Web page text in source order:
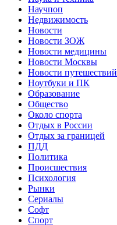
Научпоп
Недвижимость
Новости
Новости ЗОЖ
Новости медицины
Новости Москвы
Новости путешествий
Ноутбуки и ПК
Образование
Общество
Около спорта
Отдых в России
Отдых за границей
ПДД
Политика
Происшествия
Психология
Рынки
Сериалы
Софт
Спорт